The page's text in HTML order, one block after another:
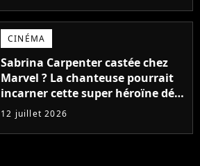
CINÉMA
Sabrina Carpenter castée chez
Marvel ? La chanteuse pourrait
incarner cette super héroïne déjà
vue dans le pire film X-Men
12 juillet 2026